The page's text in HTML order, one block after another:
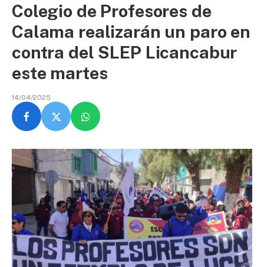
Colegio de Profesores de
Calama realizarán un paro en
contra del SLEP Licancabur
este martes
14/04/2025